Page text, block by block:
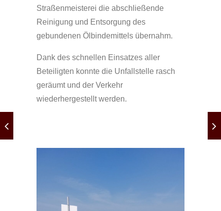
Straßenmeisterei die abschließende
Reinigung und Entsorgung des
gebundenen Ölbindemittels übernahm.
Dank des schnellen Einsatzes aller
Beteiligten konnte die Unfallstelle rasch
geräumt und der Verkehr
wiederhergestellt werden.